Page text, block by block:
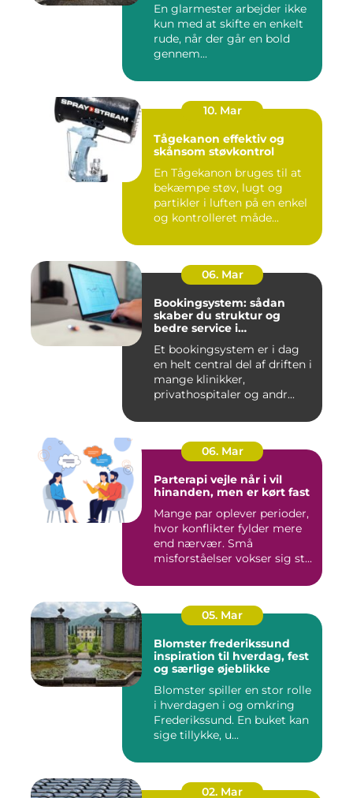
En glarmester arbejder ikke
kun med at skifte en enkelt
rude, når der går en bold
gennem...
10. Mar
Tågekanon effektiv og
skånsom støvkontrol
En Tågekanon bruges til at
bekæmpe støv, lugt og
partikler i luften på en enkel
og kontrolleret måde...
06. Mar
Bookingsystem: sådan
skaber du struktur og
bedre service i
Et bookingsystem er i dag
en helt central del af driften i
mange klinikker,
privathospitaler og andr...
06. Mar
Parterapi vejle når i vil
hinanden, men er kørt fast
Mange par oplever perioder,
hvor konflikter fylder mere
end nærvær. Små
misforståelser vokser sig st...
05. Mar
Blomster frederikssund
inspiration til hverdag, fest
og særlige øjeblikke
Blomster spiller en stor rolle
i hverdagen i og omkring
Frederikssund. En buket kan
sige tillykke, u...
02. Mar